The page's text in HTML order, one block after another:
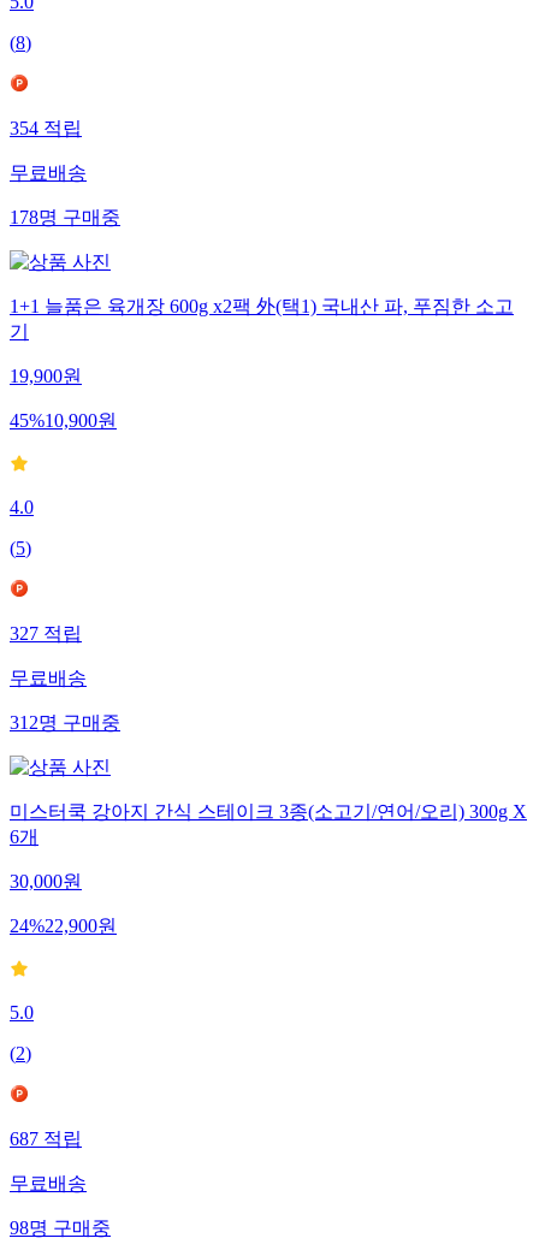
5.0
(8)
354적립
무료배송
178명구매중
1+1 늘품은 육개장 600g x2팩 外(택1) 국내산 파, 푸짐한 소고
기
19,900원
45%10,900원
4.0
(5)
327적립
무료배송
312명구매중
미스터쿡 강아지 간식 스테이크 3종(소고기/연어/오리) 300g X
6개
30,000원
24%22,900원
5.0
(2)
687적립
무료배송
98명구매중